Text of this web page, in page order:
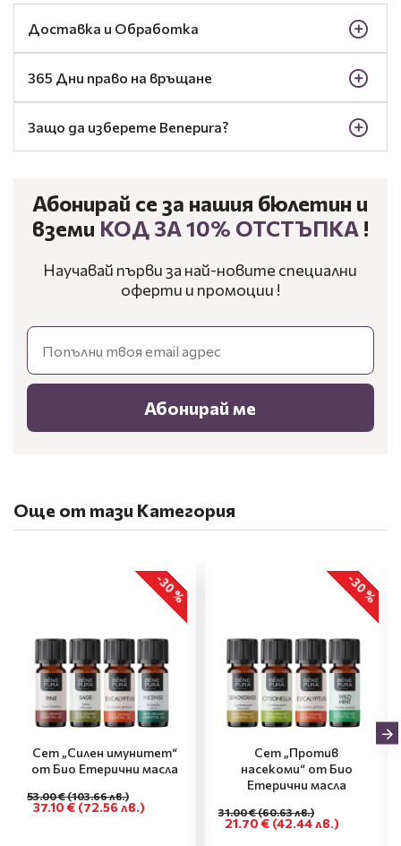
Доставка и Обработка
365 Дни право на връщане
Защо да изберете Benepura?
Абонирай се за нашия бюлетин и
вземи КОД ЗА 10% ОТСТЪПКА !
Научавай първи за най-новите специални
оферти и промоции !
Email
Абонирай ме
Още от тази Категория
-30 %
Сет „Силен имунитет“
от Био Етерични масла
37.10 € (72.56 лв.)
53.00 €(103.66 лв.)
-30 %
Сет „Против
насекоми“ от Био
Етерични масла
21.70 € (42.44 лв.)
31.00 €(60.63 лв.)